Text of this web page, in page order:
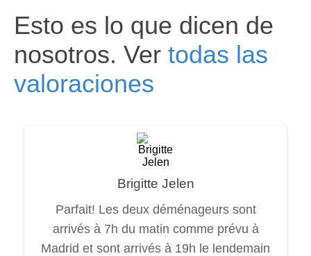
Esto es lo que dicen de
nosotros. Ver todas las
valoraciones
Brigitte Jelen
Parfait! Les deux déménageurs sont
arrivés à 7h du matin comme prévu à
Madrid et sont arrivés à 19h le lendemain